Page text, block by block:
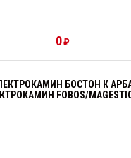
0₽
БОСТОН К
FOBOS/MAGESTIC